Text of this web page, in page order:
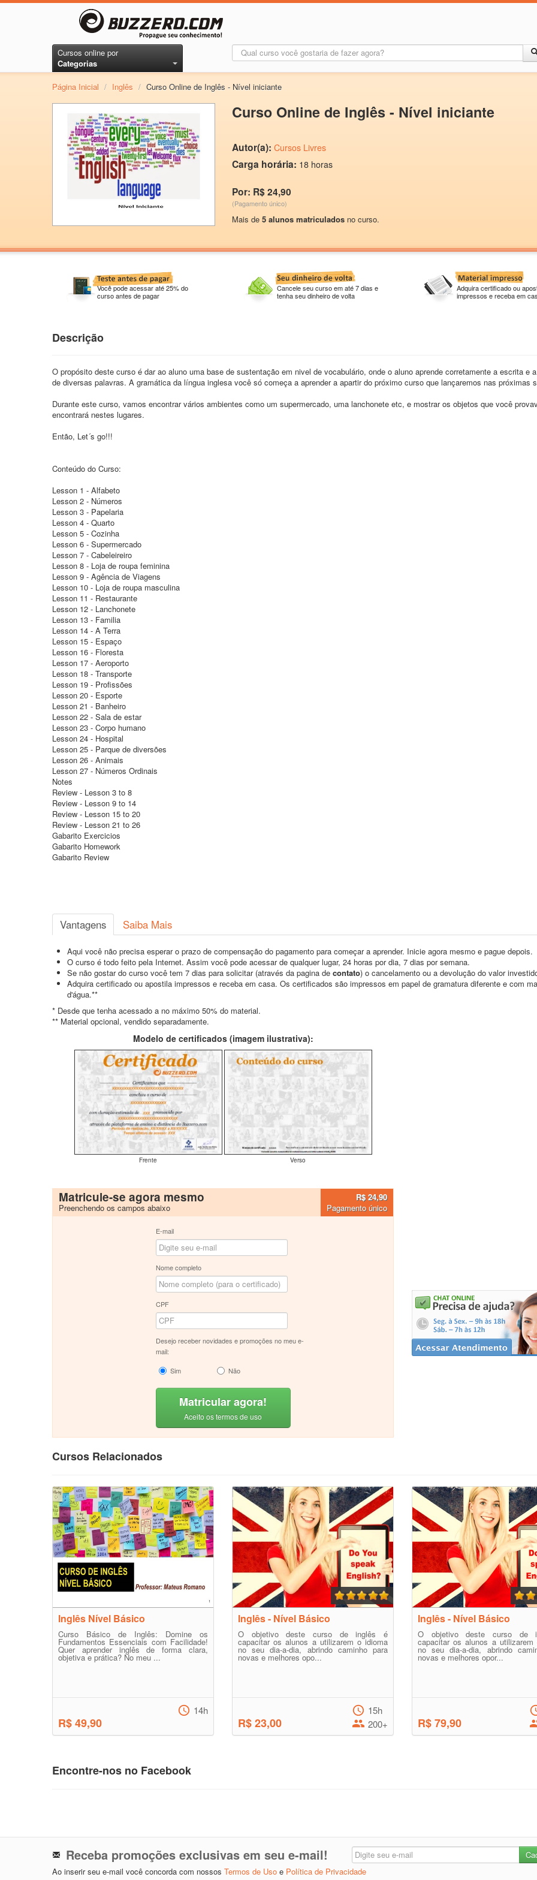
Cursos online por
Categorias
Página Inicial / Inglês / Curso Online de Inglês - Nível iniciante
Curso Online de Inglês - Nível iniciante
Autor(a): Cursos Livres
Carga horária: 18 horas
Por: R$ 24,90
(Pagamento único)
Mais de 5 alunos matriculados no curso.
Você pode acessar até 25% do
curso antes de pagar
Cancele seu curso em até 7 dias e
tenha seu dinheiro de volta
Adquira certificado ou
impressos e receba em
Descrição
O propósito deste curso é dar ao aluno uma base de sustentação em nivel de vocabulário, onde o aluno aprende corretamente a escrita e
de diversas palavras. A gramática da língua inglesa você só começa a aprender a apartir do próximo curso que lançaremos nas próximas
Durante este curso, vamos encontrar vários ambientes como um supermercado, uma lanchonete etc, e mostrar os objetos que você
encontrará nestes lugares.
Então, Let´s go!!!
Conteúdo do Curso:
Lesson 1 - Alfabeto
Lesson 2 - Números
Lesson 3 - Papelaria
Lesson 4 - Quarto
Lesson 5 - Cozinha
Lesson 6 - Supermercado
Lesson 7 - Cabeleireiro
Lesson 8 - Loja de roupa feminina
Lesson 9 - Agência de Viagens
Lesson 10 - Loja de roupa masculina
Lesson 11 - Restaurante
Lesson 12 - Lanchonete
Lesson 13 - Familia
Lesson 14 - A Terra
Lesson 15 - Espaço
Lesson 16 - Floresta
Lesson 17 - Aeroporto
Lesson 18 - Transporte
Lesson 19 - Profissões
Lesson 20 - Esporte
Lesson 21 - Banheiro
Lesson 22 - Sala de estar
Lesson 23 - Corpo humano
Lesson 24 - Hospital
Lesson 25 - Parque de diversões
Lesson 26 - Animais
Lesson 27 - Números Ordinais
Notes
Review - Lesson 3 to 8
Review - Lesson 9 to 14
Review - Lesson 15 to 20
Review - Lesson 21 to 26
Gabarito Exercicios
Gabarito Homework
Gabarito Review
Vantagens Saiba Mais
Aqui você não precisa esperar o prazo de compensação do pagamento para começar a aprender. Inicie agora mesmo e pague depois.
O curso é todo feito pela Internet. Assim você pode acessar de qualquer lugar, 24 horas por dia, 7 dias por semana.
Se não gostar do curso você tem 7 dias para solicitar (através da pagina de contato) o cancelamento ou a devolução do valor
Adquira certificado ou apostila impressos e receba em casa. Os certificados são impressos em papel de gramatura diferente e com
d'água.**
* Desde que tenha acessado a no máximo 50% do material.
** Material opcional, vendido separadamente.
Modelo de certificados (imagem ilustrativa):
Frente Verso
Matricule-se agora mesmo
Preenchendo os campos abaixo
R$ 24,90
Pagamento único
E-mail
Nome completo
CPF
Desejo receber novidades e promoções no meu e-
mail:
Sim
Não
Matricular agora!
Aceito os termos de uso
Cursos Relacionados
Inglês Nível Básico
Curso Básico de Inglês: Domine os
Fundamentos Essenciais com Facilidade!
Quer aprender inglês de forma clara,
objetiva e prática? No meu ...
R$ 49,90
14h
Inglês - Nível Básico
O objetivo deste curso de inglês é
capacitar os alunos a utilizarem o idioma
no seu dia-a-dia, abrindo caminho para
novas e melhores opo...
R$ 23,00
15h
200+
Inglês - Nível Básico
O objetivo deste curso de
capacitar os alunos a utilizarem
no seu dia-a-dia, abrindo
novas e melhores opor...
R$ 79,90
Encontre-nos no Facebook
Receba promoções exclusivas em seu e-mail!
Ao inserir seu e-mail você concorda com nossos Termos de Uso e Política de Privacidade